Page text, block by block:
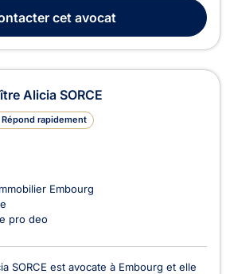
il analyse et conteste les décisions
en charge ...cet avocat
Alicia SORCE
Répond rapidement
Embourg
pro deo
SORCE est avocate à Embourg et elle